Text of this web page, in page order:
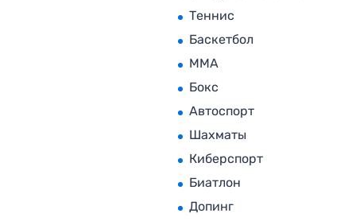
Теннис
Баскетбол
MMA
Бокс
Автоспорт
Шахматы
Киберспорт
Биатлон
Допинг